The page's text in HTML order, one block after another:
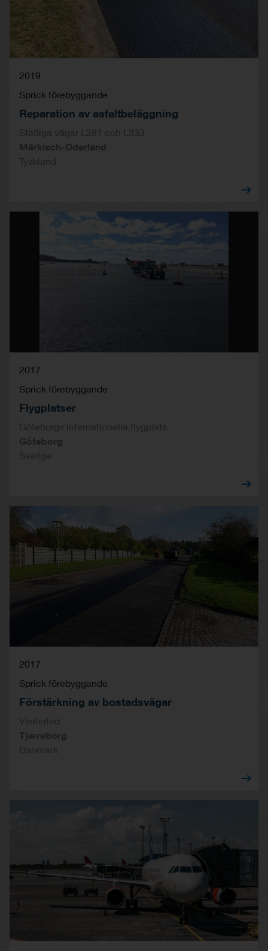
2019
Sprick förebyggande
Reparation av asfaltbeläggning
Statliga vägar L281 och L333
Märkisch-Oderland
Tyskland
2017
Sprick förebyggande
Flygplatser
Göteborgs internationella flygplats
Göteborg
Sverige
2017
Sprick förebyggande
Förstärkning av bostadsvägar
Vesterled
Tjæreborg
Danmark